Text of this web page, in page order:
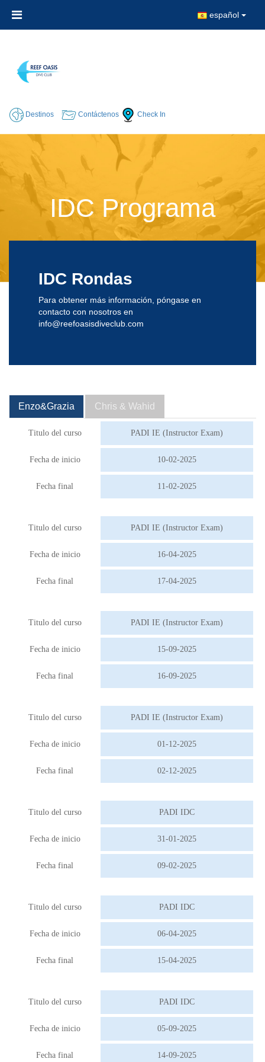
español
Destinos Contáctenos Check In
IDC Programa
IDC Rondas
Para obtener más información, póngase en
contacto con nosotros en
info@reefoasisdiveclub.com
Enzo&Grazia Chris & Wahid
Titulo del curso PADI IE (Instructor Exam)
Fecha de inicio 10-02-2025
Fecha final 11-02-2025
Titulo del curso PADI IE (Instructor Exam)
Fecha de inicio 16-04-2025
Fecha final 17-04-2025
Titulo del curso PADI IE (Instructor Exam)
Fecha de inicio 15-09-2025
Fecha final 16-09-2025
Titulo del curso PADI IE (Instructor Exam)
Fecha de inicio 01-12-2025
Fecha final 02-12-2025
Titulo del curso PADI IDC
Fecha de inicio 31-01-2025
Fecha final 09-02-2025
Titulo del curso PADI IDC
Fecha de inicio 06-04-2025
Fecha final 15-04-2025
Titulo del curso PADI IDC
Fecha de inicio 05-09-2025
Fecha final 14-09-2025